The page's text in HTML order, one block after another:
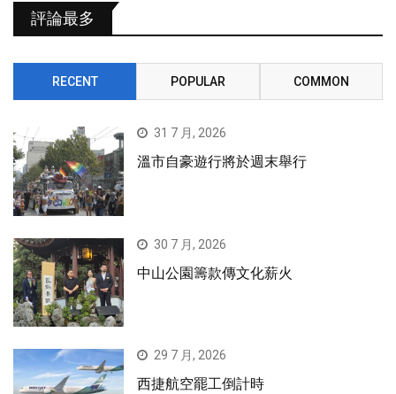
評論最多
RECENT POPULAR COMMON
31 7 月, 2026
溫市自豪遊行將於週末舉行
30 7 月, 2026
中山公園籌款傳文化薪火
29 7 月, 2026
西捷航空罷工倒計時